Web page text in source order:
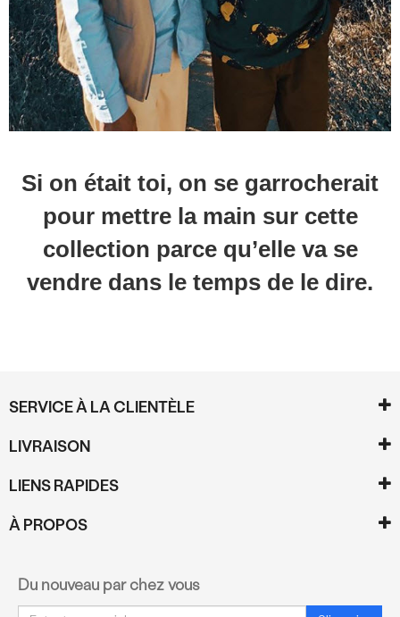
Si on était toi, on se garrocherait
pour mettre la main sur cette
collection parce qu’elle va se
vendre dans le temps de le dire.
SERVICE À LA CLIENTÈLE
LIVRAISON
LIENS RAPIDES
À PROPOS
Du nouveau par chez vous
Courriel